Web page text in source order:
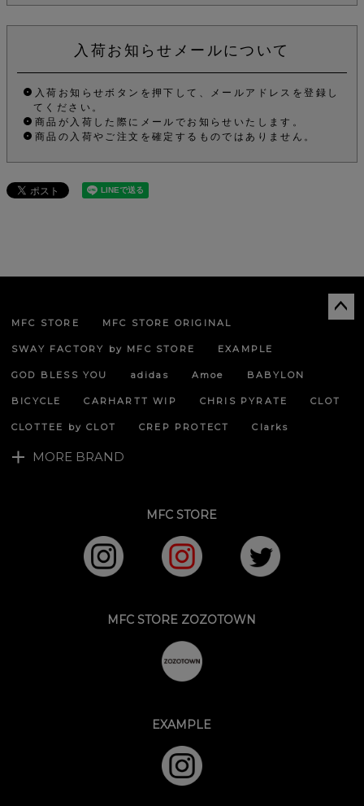
入荷お知らせメールについて
入荷お知らせボタンを押下して、メールアドレスを登録し
てください。
商品が入荷した際にメールでお知らせいたします。
商品の入荷やご注文を確定するものではありません。
MFC STORE MFC STORE ORIGINAL
SWAY FACTORY by MFC STORE EXAMPLE
GOD BLESS YOU adidas Amoe BABYLON
BICYCLE CARHARTT WIP CHRIS PYRATE CLOT
CLOTTEE by CLOT CREP PROTECT Clarks
MORE BRAND
MFC STORE
MFC STORE ZOZOTOWN
EXAMPLE